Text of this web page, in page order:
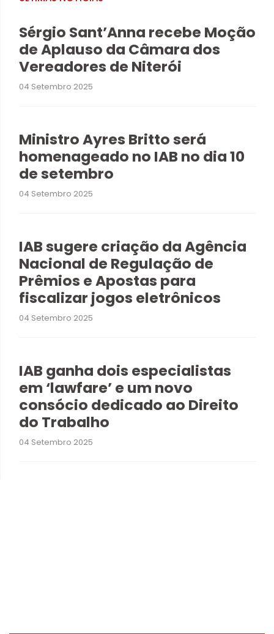
Sérgio Sant’Anna recebe Moção
de Aplauso da Câmara dos
Vereadores de Niterói
04 Setembro 2025
Ministro Ayres Britto será
homenageado no IAB no dia 10
de setembro
04 Setembro 2025
IAB sugere criação da Agência
Nacional de Regulação de
Prêmios e Apostas para
fiscalizar jogos eletrônicos
04 Setembro 2025
IAB ganha dois especialistas
em ‘lawfare’ e um novo
consócio dedicado ao Direito
do Trabalho
04 Setembro 2025